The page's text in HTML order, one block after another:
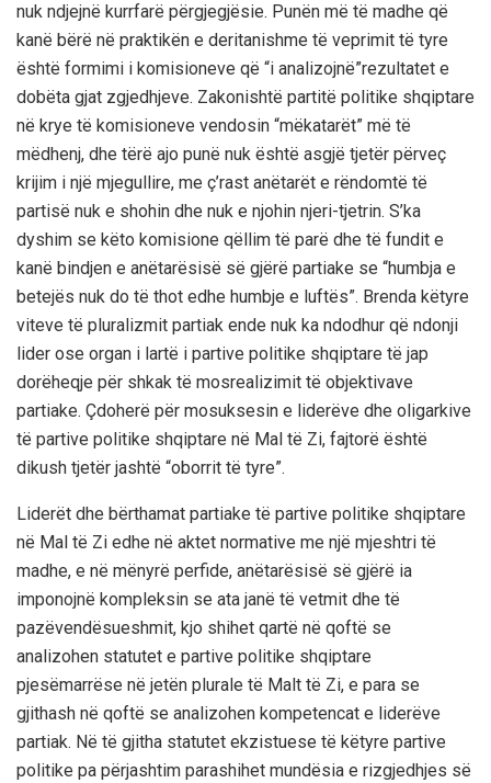
nuk ndjejnë kurrfarë përgjegjësie. Punën më të madhe që
kanë bërë në praktikën e deritanishme të veprimit të tyre
është formimi i komisioneve që “i analizojnë”rezultatet e
dobëta gjat zgjedhjeve. Zakonishtë partitë politike shqiptare
në krye të komisioneve vendosin “mëkatarët” më të
mëdhenj, dhe tërë ajo punë nuk është asgjë tjetër përveç
krijim i një mjegullire, me ç’rast anëtarët e rëndomtë të
partisë nuk e shohin dhe nuk e njohin njeri-tjetrin. S’ka
dyshim se këto komisione qëllim të parë dhe të fundit e
kanë bindjen e anëtarësisë së gjërë partiake se “humbja e
betejës nuk do të thot edhe humbje e luftës”. Brenda këtyre
viteve të pluralizmit partiak ende nuk ka ndodhur që ndonji
lider ose organ i lartë i partive politike shqiptare të jap
dorëheqje për shkak të mosrealizimit të objektivave
partiake. Çdoherë për mosuksesin e liderëve dhe oligarkive
të partive politike shqiptare në Mal të Zi, fajtorë është
dikush tjetër jashtë “oborrit të tyre”.
Liderët dhe bërthamat partiake të partive politike shqiptare
në Mal të Zi edhe në aktet normative me një mjeshtri të
madhe, e në mënyrë perfide, anëtarësisë së gjërë ia
imponojnë kompleksin se ata janë të vetmit dhe të
pazëvendësueshmit, kjo shihet qartë në qoftë se
analizohen statutet e partive politike shqiptare
pjesëmarrëse në jetën plurale të Malt të Zi, e para se
gjithash në qoftë se analizohen kompetencat e liderëve
partiak. Në të gjitha statutet ekzistuese të këtyre partive
politike pa përjashtim parashihet mundësia e rizgjedhjes së